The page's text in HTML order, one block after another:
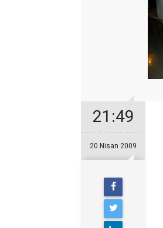
21:49
20 Nisan 2009